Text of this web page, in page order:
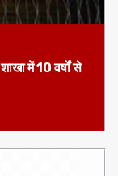
में 10 वर्षों से